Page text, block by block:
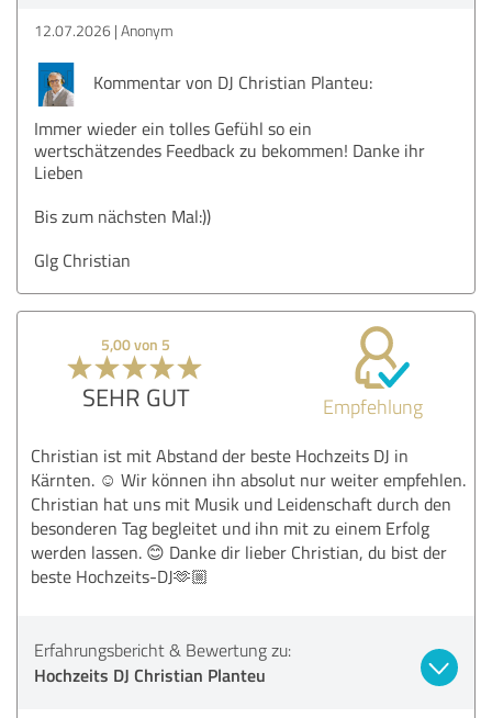
12.07.2026 Anonym
Kommentar von DJ Christian Planteu:
Immer wieder ein tolles Gefühl so ein
wertschätzendes Feedback zu bekommen! Danke ihr
Lieben
Bis zum nächsten Mal:))
Glg Christian
5,00 von 5
SEHR GUT Empfehlung
Christian ist mit Abstand der beste Hochzeits DJ in
Kärnten. ☺️ Wir können ihn absolut nur weiter empfehlen.
Christian hat uns mit Musik und Leidenschaft durch den
besonderen Tag begleitet und ihn mit zu einem Erfolg
werden lassen. 😊 Danke dir lieber Christian, du bist der
beste Hochzeits-DJ🫶🏼
Erfahrungsbericht & Bewertung zu:
Hochzeits DJ Christian Planteu